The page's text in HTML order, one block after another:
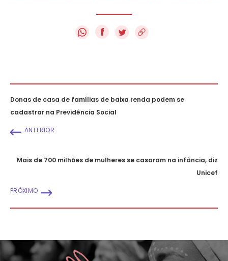
f
Donas de casa de famílias de baixa renda podem se
cadastrar na Previdência Social
ANTERIOR
Mais de 700 milhões de mulheres se casaram na infância, diz
Unicef
PRÓXIMO